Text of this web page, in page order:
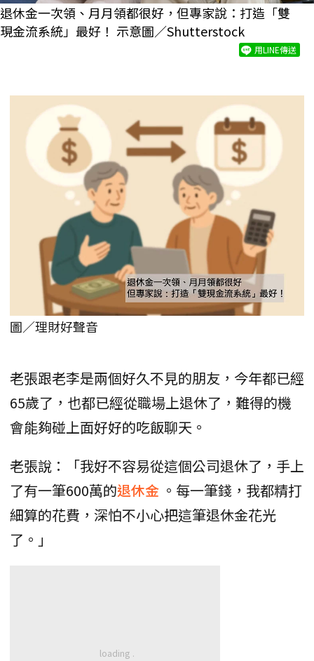
退休金一次領、月月領都很好，但專家說：打造「雙
現金流系統」最好！ 示意圖／Shutterstock
用LINE傳送
圖／理財好聲音
老張跟老李是兩個好久不見的朋友，今年都已經
65歲了，也都已經從職場上退休了，難得的機
會能夠碰上面好好的吃飯聊天。
老張說：「我好不容易從這個公司退休了，手上
了有一筆600萬的退休金 。每一筆錢，我都精打
細算的花費，深怕不小心把這筆退休金花光
了。」